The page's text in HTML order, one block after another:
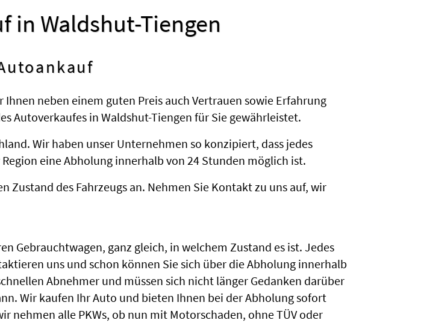
in Waldshut-Tiengen
neben einem guten Preis auch Vertrauen sowie Erfahrung
Autoverkaufes in Waldshut-Tiengen für Sie gewährleistet.
Wir haben unser Unternehmen so konzipiert, dass jedes
eine Abholung innerhalb von 24 Stunden möglich ist.
des Fahrzeugs an. Nehmen Sie Kontakt zu uns auf, wir
Gebrauchtwagen, ganz gleich, in welchem Zustand es ist. Jedes
uns und schon können Sie sich über die Abholung innerhalb
Abnehmer und müssen sich nicht länger Gedanken darüber
Wir kaufen Ihr Auto und bieten Ihnen bei der Abholung sofort
nehmen alle PKWs, ob nun mit Motorschaden, ohne TÜV oder